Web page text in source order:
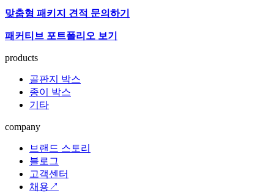
맞춤형 패키지 견적 문의하기
패커티브 포트폴리오 보기
products
골판지 박스
종이 박스
기타
company
브랜드 스토리
블로그
고객센터
채용↗